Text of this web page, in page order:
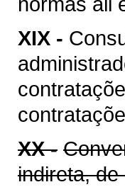
XIX -
XX -
indireta,